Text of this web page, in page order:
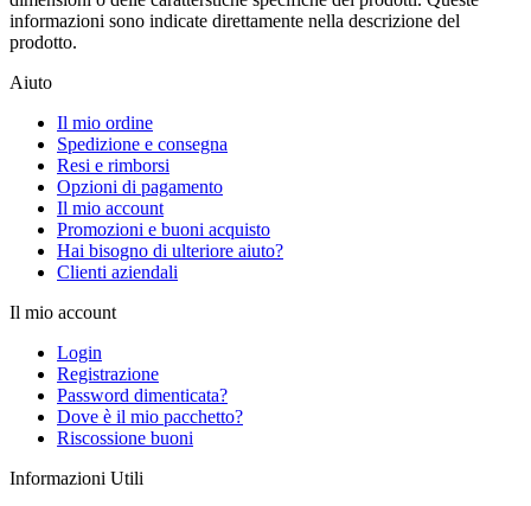
informazioni sono indicate direttamente nella descrizione del
prodotto.
Aiuto
Il mio ordine
Spedizione e consegna
Resi e rimborsi
Opzioni di pagamento
Il mio account
Promozioni e buoni acquisto
Hai bisogno di ulteriore aiuto?
Clienti aziendali
Il mio account
Login
Registrazione
Password dimenticata?
Dove è il mio pacchetto?
Riscossione buoni
Informazioni Utili